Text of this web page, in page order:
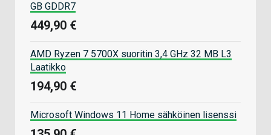
GB GDDR7
449,90 €
AMD Ryzen 7 5700X suoritin 3,4 GHz 32 MB L3
Laatikko
194,90 €
Microsoft Windows 11 Home sähköinen lisenssi